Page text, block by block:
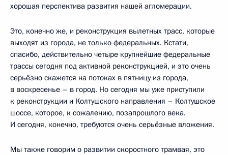
хорошая перспектива развития нашей агломерации.
Это, конечно же, и реконструкция вылетных трасс, которые
выходят из города, не только федеральных. Кстати,
спасибо, действительно четыре крупнейшие федеральные
трассы сегодня под активной реконструкцией, и это очень
серьёзно скажется на потоках в пятницу из города,
в воскресенье – в город. Но сегодня мы уже приступили
к реконструкции и Колтушского направления – Колтушское
шоссе, которое, к сожалению, позапрошлого века.
И сегодня, конечно, требуются очень серьёзные вложения.
Мы также говорим о развитии скоростного трамвая, это